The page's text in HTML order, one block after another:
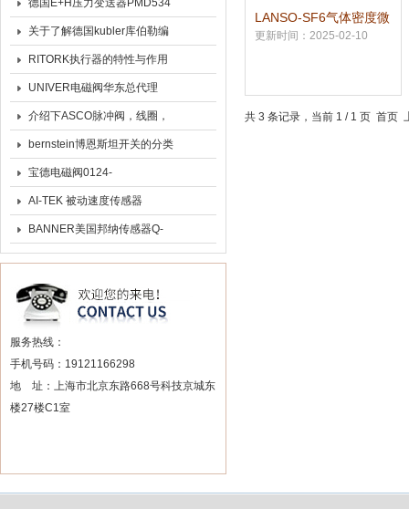
德国E+H压力变送器PMD534
现货
关于了解德国kubler库伯勒编
码器的基本信息
RITORK执行器的特性与作用
UNIVER电磁阀华东总代理
介绍下ASCO脉冲阀，线圈，
维修包
bernstein博恩斯坦开关的分类
参数
宝德电磁阀0124-
0013634824V工作原理
AI-TEK 被动速度传感器
70085-8080-004
BANNER美国邦纳传感器Q-
60系列
服务热线：
手机号码：19121166298
地 址：上海市北京东路668号科技京城东
楼27楼C1室
LANSO-SF6气体密度微
水在线监测方案
更新时间：2025-02-10
共 3 条记录，当前 1 / 1 页 首页